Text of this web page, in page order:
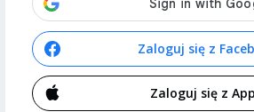
Zaloguj się z
Zaloguj się z